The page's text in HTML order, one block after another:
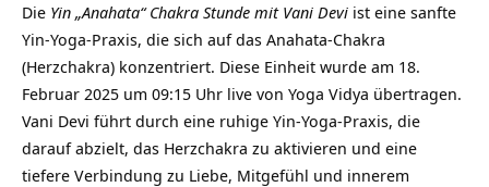
Die Yin „Anahata“ Chakra Stunde mit Vani Devi ist eine sanfte
Yin-Yoga-Praxis, die sich auf das Anahata-Chakra
(Herzchakra) konzentriert. Diese Einheit wurde am 18.
Februar 2025 um 09:15 Uhr live von Yoga Vidya übertragen.
Vani Devi führt durch eine ruhige Yin-Yoga-Praxis, die
darauf abzielt, das Herzchakra zu aktivieren und eine
tiefere Verbindung zu Liebe, Mitgefühl und innerem